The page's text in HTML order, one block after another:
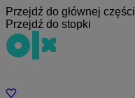
Przejdź do głównej części
Przejdź do stopki